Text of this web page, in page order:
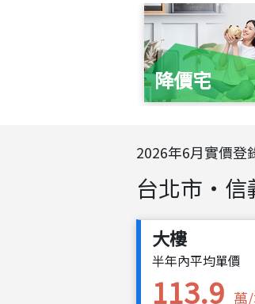
降價宅
2026年6月實價登
台北市 ・ 信
大樓
半年內平均單價
113.9 萬